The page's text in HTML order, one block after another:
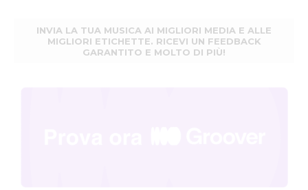
INVIA LA TUA MUSICA AI MIGLIORI MEDIA E ALLE
MIGLIORI ETICHETTE. RICEVI UN FEEDBACK
GARANTITO E MOLTO DI PIÙ!